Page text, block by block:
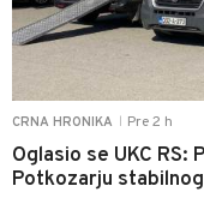
CRNA HRONIKA Pre 2 h
Oglasio se UKC
Potkozarju